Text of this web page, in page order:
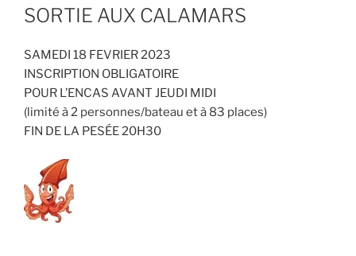
LE
SORTIE AUX CALAMARS
SAMEDI 18 FEVRIER 2023
INSCRIPTION OBLIGATOIRE
POUR L’ENCAS AVANT JEUDI MIDI
(limité à 2 personnes/bateau et à 83 places)
FIN DE LA PESÉE 20H30